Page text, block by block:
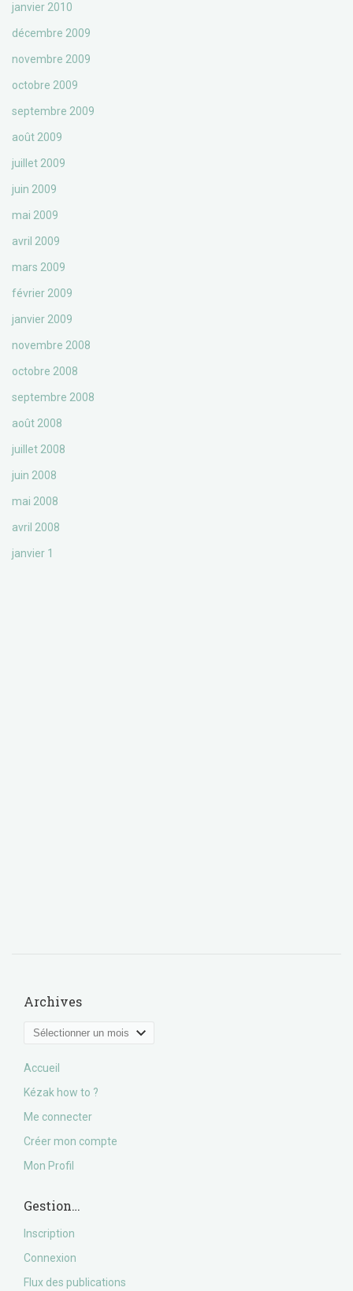
janvier 2010
décembre 2009
novembre 2009
octobre 2009
septembre 2009
août 2009
juillet 2009
juin 2009
mai 2009
avril 2009
mars 2009
février 2009
janvier 2009
novembre 2008
octobre 2008
septembre 2008
août 2008
juillet 2008
juin 2008
mai 2008
avril 2008
janvier 1
Archives
Archives
Accueil
Kézak how to ?
Me connecter
Créer mon compte
Mon Profil
Gestion…
Inscription
Connexion
Flux des publications